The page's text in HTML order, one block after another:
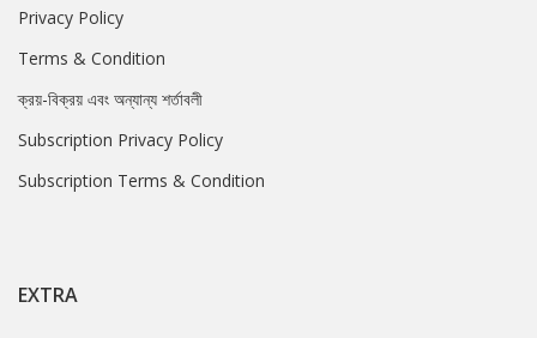
Privacy Policy
Terms & Condition
ক্রয়-বিক্রয় এবং অন্যান্য শর্তাবলী
Subscription Privacy Policy
Subscription Terms & Condition
EXTRA